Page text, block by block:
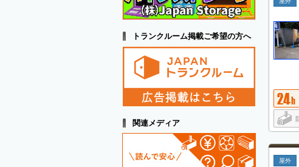
屋外
トランクルーム掲載ご希望の方へ
関連メディア